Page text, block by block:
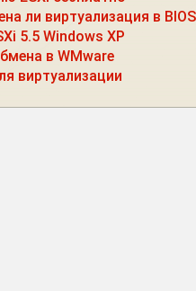
ли виртуализация в
5.5 Windows XP
в WMware
виртуализации